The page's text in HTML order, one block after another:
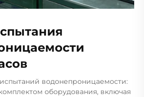
водонепроницаемости:
оборудования, включая